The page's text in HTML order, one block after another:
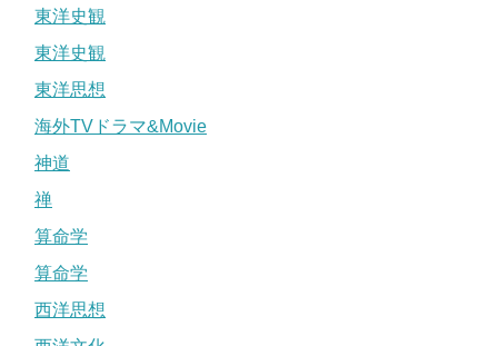
東洋史観
東洋史観
東洋思想
海外TVドラマ&Movie
神道
禅
算命学
算命学
西洋思想